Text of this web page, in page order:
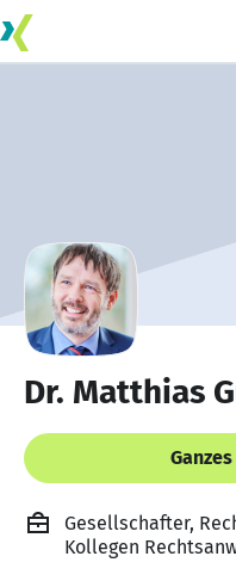
Dr. Matthias
Gesellschafter,
Kollegen